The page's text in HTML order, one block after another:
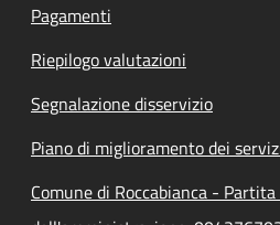
Pagamenti
Riepilogo valutazioni
Segnalazione disservizio
Piano di miglioramento dei
Comune di Roccabianca - Partita